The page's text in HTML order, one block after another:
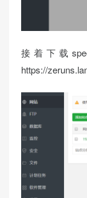
接着下载
https://